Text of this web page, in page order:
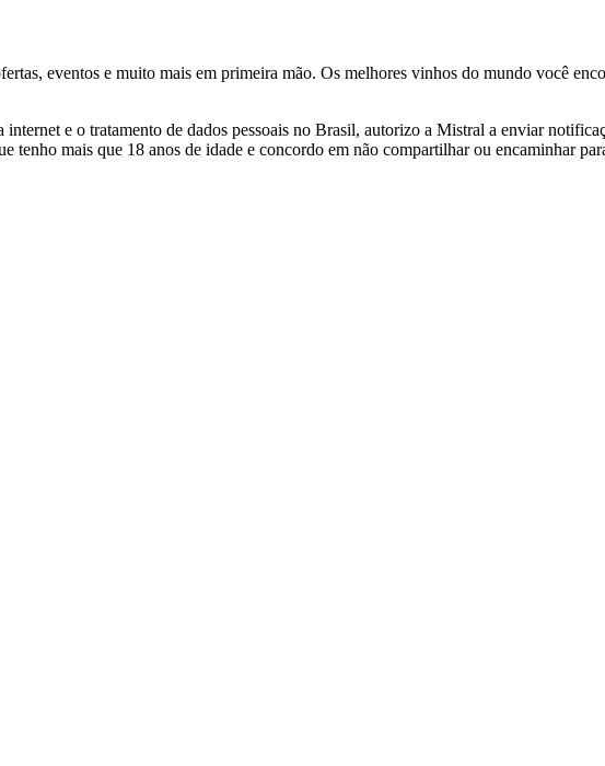
eventos e muito mais em primeira mão. Os melhores vinhos do mundo você
e o tratamento de dados pessoais no Brasil, autorizo a Mistral a enviar
tenho mais que 18 anos de idade e concordo em não compartilhar ou encaminhar